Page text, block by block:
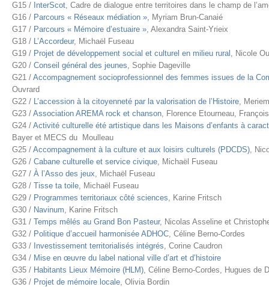
G15 / InterScot, Cadre de dialogue entre territoires dans le champ de
G16 / Parcours « Réseaux médiation », Myriam Brun-Canaié
G17 / Parcours « Mémoire d’estuaire », Alexandra Saint-Yrieix
G18 / L’Accordeur, Michaël Fuseau
G19 / Projet de développement social et culturel en milieu rural , Nicole
G20 / Conseil général des jeunes, Sophie Dageville
G21 / Accompagnement socioprofessionnel des femmes issues de la
Ouvrard
G22 / L’accession à la citoyenneté par la valorisation de l’Histoire,
G23 / Association AREMA rock et chanson, Florence Etourneau,
G24 / Activité culturelle été artistique dans les Maisons d’enfants à
Bayer et MECS du Moulleau
G25 / Accompagnement à la culture et aux loisirs culturels (PDCDS),
G26 / Cabane culturelle et service civique, Michaël Fuseau
G27 / À l’Asso des jeux, Michaël Fuseau
G28 / Tisse ta toile, Michaël Fuseau
G29 / Programmes territoriaux côté sciences, Karine Fritsch
G30 / Navinum, Karine Fritsch
G31 / Temps mêlés au Grand Bon Pasteur, Nicolas Asseline et
G32 / Politique d’accueil harmonisée ADHOC, Céline Berno-Cordes
G33 / Investissement territorialisés intégrés, Corine Caudron
G34 / Mise en œuvre du label national ville d’art et d’histoire
G35 / Habitants Lieux Mémoire (HLM), Céline Berno-Cordes, Hugues de
G36 / Projet de mémoire locale, Olivia Bordin